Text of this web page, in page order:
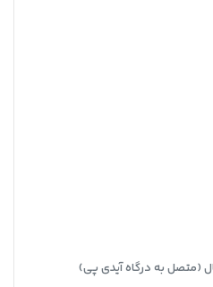
(متصل به درگاه آیدی پی)